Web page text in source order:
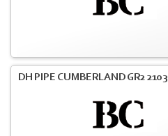
DH PIPE CUMBERLAND GR2 2103